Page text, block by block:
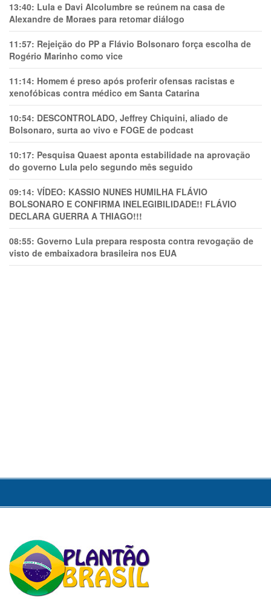
13:40: Lula e Davi Alcolumbre se reúnem na casa de
Alexandre de Moraes para retomar diálogo
11:57: Rejeição do PP a Flávio Bolsonaro força escolha de
Rogério Marinho como vice
11:14: Homem é preso após proferir ofensas racistas e
xenofóbicas contra médico em Santa Catarina
10:54: DESCONTROLADO, Jeffrey Chiquini, aliado de
Bolsonaro, surta ao vivo e FOGE de podcast
10:17: Pesquisa Quaest aponta estabilidade na aprovação
do governo Lula pelo segundo mês seguido
09:14: VÍDEO: KASSIO NUNES HUMlLHA FLÁVIO
BOLSONARO E CONFIRMA INELEGIBILIDADE!! FLÁVIO
DECLARA GUERRA A THIAGO!!!
08:55: Governo Lula prepara resposta contra revogação de
visto de embaixadora brasileira nos EUA